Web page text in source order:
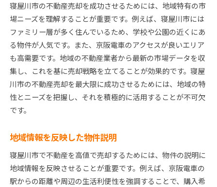
寝屋川市の不動産売却を成功させるためには、地域特有の市
場ニーズを理解することが重要です。例えば、寝屋川市には
ファミリー層が多く住んでいるため、学校や公園の近くにあ
る物件が人気です。また、京阪電車のアクセスが良いエリア
も高需要です。地域の不動産業者から最新の市場データを収
集し、これを基に売却戦略を立てることが効果的です。寝屋
川市の不動産売却を最大限に成功させるためには、地域の特
性とニーズを把握し、それを積極的に活用することが不可欠
です。
地域情報を反映した物件説明
寝屋川市で不動産を高値で売却するためには、物件の説明に
地域情報を反映させることが重要です。例えば、京阪電車の
駅からの距離や周辺の生活利便性を強調することで、購入希